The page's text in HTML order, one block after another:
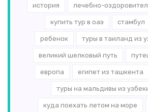
история лечебно-
купить тур в оаэ стамбул
ребенок туры в таиланд из
великий шелковый путь
европа египет из ташкента
туры на мальдивы из
куда поехать летом на море